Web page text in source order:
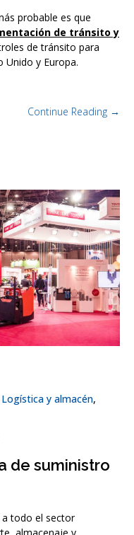
probable es que
de tránsito y
de tránsito para
Unido y Europa.
Continue Reading →
Logística y almacén,
de suministro
a todo el sector
almacenaje y